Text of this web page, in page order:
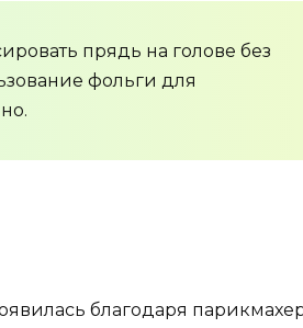
прядь на голове без
фольги для
благодаря